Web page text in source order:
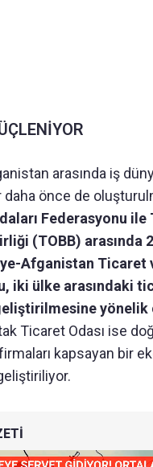
arasında iş
daha önce de
Federasyonu ile
(TOBB) arasında
Afganistan Ticaret
iki ülke arasındaki
yönelik
Ticaret Odası ise
firmaları kapsayan bir